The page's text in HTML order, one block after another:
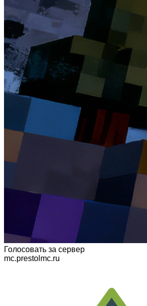
Голосовать за сервер
mc.prestolmc.ru